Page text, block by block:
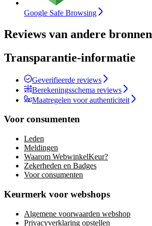
Google Safe Browsing
Reviews van andere bronnen
Transparantie-informatie
Geverifieerde reviews
Berekeningsschema reviews
Maatregelen voor authenticiteit
Voor consumenten
Leden
Meldingen
Waarom WebwinkelKeur?
Zekerheden en Badges
Voor consumenten
Keurmerk voor webshops
Algemene voorwaarden webshop
Privacyverklaring opstellen